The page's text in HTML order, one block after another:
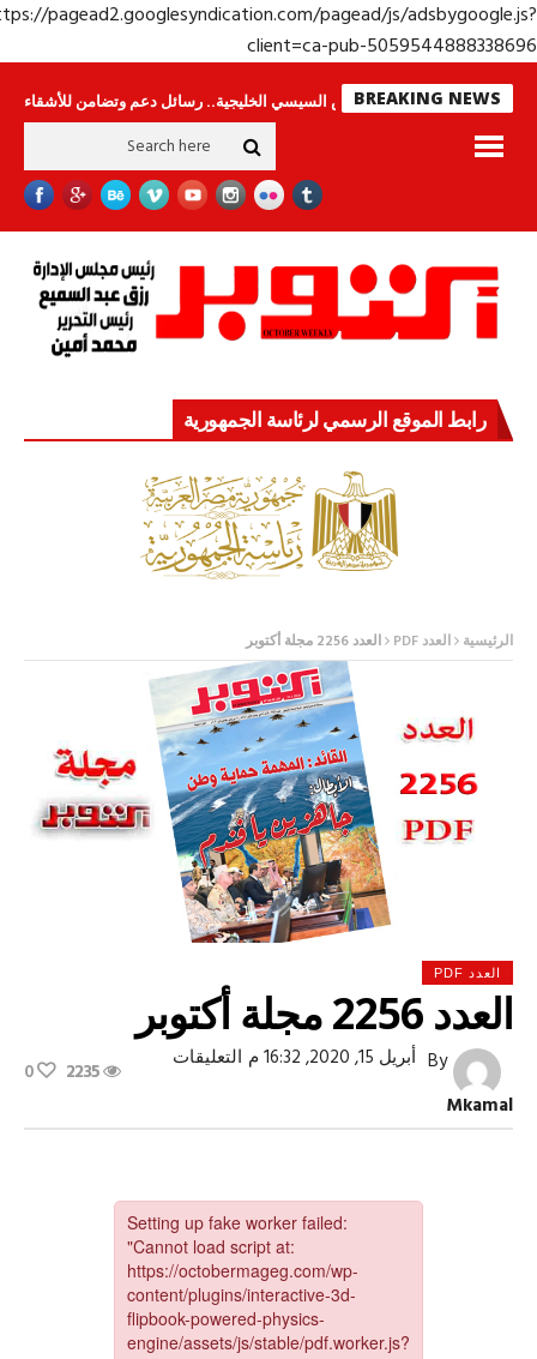
https://pagead2.googlesyndication.com/pagead/js/
client=ca-pub-
BREAKING NEWS
جولة الرئيس السيسي الخليجية.. رسائل دعم وتضامن للأشقاء جهاز
رابط الموقع الرسمي لرئاسة الجمهورية
الرئيسية العدد PDF العدد 2256 مجلة أكتوبر
العدد PDF
العدد 2256 مجلة أكتوبر
By
Mkamal
أبريل 15, 2020, 16:32 م التعليقاتعلى
أكتوبر
2235
0